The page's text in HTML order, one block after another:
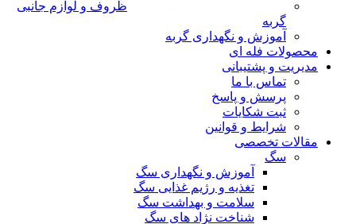
ظروف و لوازم جانبی
گربه
آموزش و نگهداری گربه
محصولات فله ای
مدیریت و پشتیبانی
تماس با ما
پرسش و پاسخ
ثبت شکایات
شرایط و قوانین
مقالات تخصصی
سگ
آموزش و نگهداری سگ
تغذیه و رژیم غذایی سگ
سلامت و بهداشت سگ
شناخت نژاد های سگ